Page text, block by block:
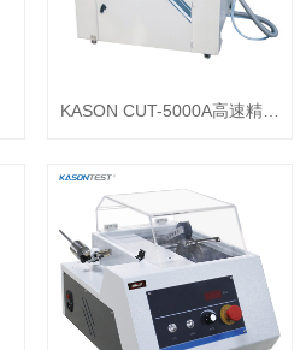
KASON CUT-5000A高速精密